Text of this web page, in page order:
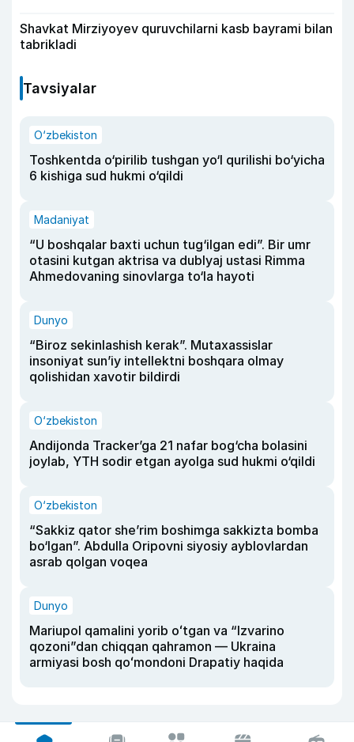
Shavkat Mirziyoyev quruvchilarni kasb bayrami bilan
tabrikladi
Tavsiyalar
O‘zbekiston
Toshkentda o‘pirilib tushgan yo‘l qurilishi bo‘yicha
6 kishiga sud hukmi o‘qildi
Madaniyat
“U boshqalar baxti uchun tug‘ilgan edi”. Bir umr
otasini kutgan aktrisa va dublyaj ustasi Rimma
Ahmedovaning sinovlarga to‘la hayoti
Dunyo
“Biroz sekinlashish kerak”. Mutaxassislar
insoniyat sun’iy intellektni boshqara olmay
qolishidan xavotir bildirdi
O‘zbekiston
Andijonda Tracker’ga 21 nafar bog‘cha bolasini
joylab, YTH sodir etgan ayolga sud hukmi o‘qildi
O‘zbekiston
“Sakkiz qator she’rim boshimga sakkizta bomba
bo‘lgan”. Abdulla Oripovni siyosiy ayblovlardan
asrab qolgan voqea
Dunyo
Mariupol qamalini yorib oʻtgan va “Izvarino
qozoni”dan chiqqan qahramon — Ukraina
armiyasi bosh qoʻmondoni Drapatiy haqida